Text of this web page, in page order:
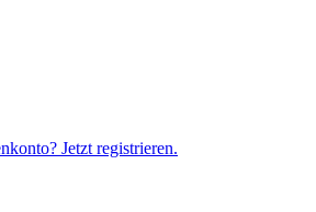
Jetzt registrieren.